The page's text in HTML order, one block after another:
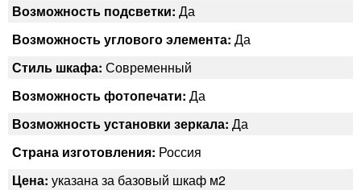
Возможность подсветки: Да
Возможность углового элемента: Да
Стиль шкафа: Современный
Возможность фотопечати: Да
Возможность установки зеркала: Да
Страна изготовления: Россия
Цена: указана за базовый шкаф м2